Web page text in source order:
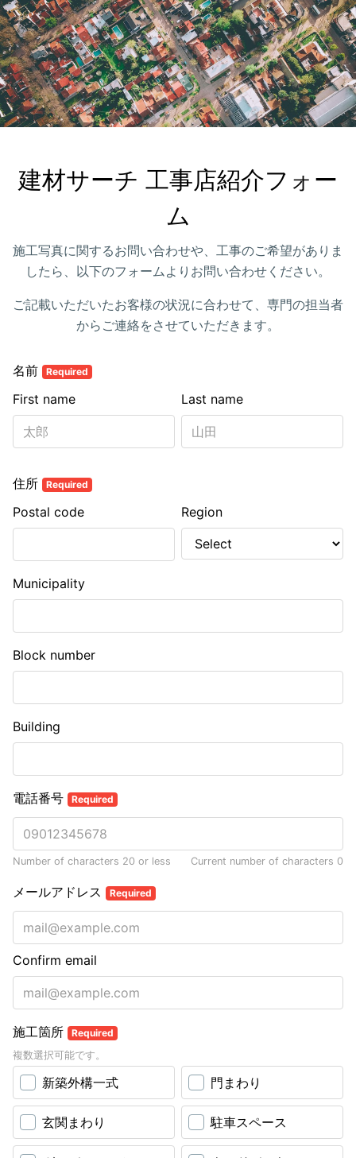
建材サーチ 工事店紹介フォー
ム
施工写真に関するお問い合わせや、工事のご希望がありま
したら、以下のフォームよりお問い合わせください。
ご記載いただいたお客様の状況に合わせて、専門の担当者
からご連絡をさせていただきます。
名前 Required
Last name
First name
住所 Required
Postal code Region
Municipality
Block number
Building
電話番号 Required
Number of characters 20 or less Current number of characters 0
メールアドレス Required
Confirm email
施工箇所 Required
複数選択可能です。
新築外構一式 門まわり
玄関まわり 駐車スペース